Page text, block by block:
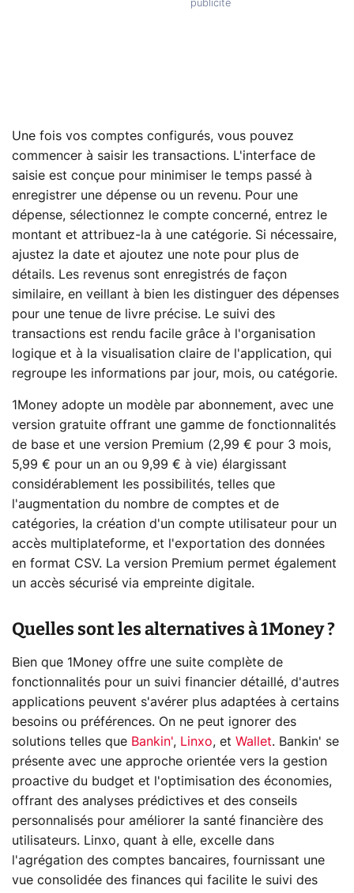
Une fois vos comptes configurés, vous pouvez
commencer à saisir les transactions. L'interface de
saisie est conçue pour minimiser le temps passé à
enregistrer une dépense ou un revenu. Pour une
dépense, sélectionnez le compte concerné, entrez le
montant et attribuez-la à une catégorie. Si nécessaire,
ajustez la date et ajoutez une note pour plus de
détails. Les revenus sont enregistrés de façon
similaire, en veillant à bien les distinguer des dépenses
pour une tenue de livre précise. Le suivi des
transactions est rendu facile grâce à l'organisation
logique et à la visualisation claire de l'application, qui
regroupe les informations par jour, mois, ou catégorie.
1Money adopte un modèle par abonnement, avec une
version gratuite offrant une gamme de fonctionnalités
de base et une version Premium (2,99 € pour 3 mois,
5,99 € pour un an ou 9,99 € à vie) élargissant
considérablement les possibilités, telles que
l'augmentation du nombre de comptes et de
catégories, la création d'un compte utilisateur pour un
accès multiplateforme, et l'exportation des données
en format CSV. La version Premium permet également
un accès sécurisé via empreinte digitale.
Quelles sont les alternatives à 1Money ?
Bien que 1Money offre une suite complète de
fonctionnalités pour un suivi financier détaillé, d'autres
applications peuvent s'avérer plus adaptées à certains
besoins ou préférences. On ne peut ignorer des
solutions telles que Bankin', Linxo, et Wallet. Bankin' se
présente avec une approche orientée vers la gestion
proactive du budget et l'optimisation des économies,
offrant des analyses prédictives et des conseils
personnalisés pour améliorer la santé financière des
utilisateurs. Linxo, quant à elle, excelle dans
l'agrégation des comptes bancaires, fournissant une
vue consolidée des finances qui facilite le suivi des